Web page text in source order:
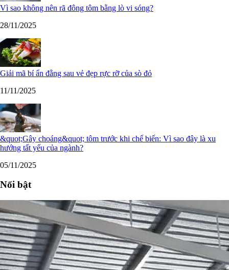
Vì sao không nên rã đông tôm bằng lò vi sóng?
28/11/2025
Giải mã bí ẩn đằng sau vẻ đẹp rực rỡ của sò đỏ
11/11/2025
&quot;Gây choáng&quot; tôm trước khi chế biến: Vì sao đây là xu
hướng tất yếu của ngành?
05/11/2025
Nổi bật